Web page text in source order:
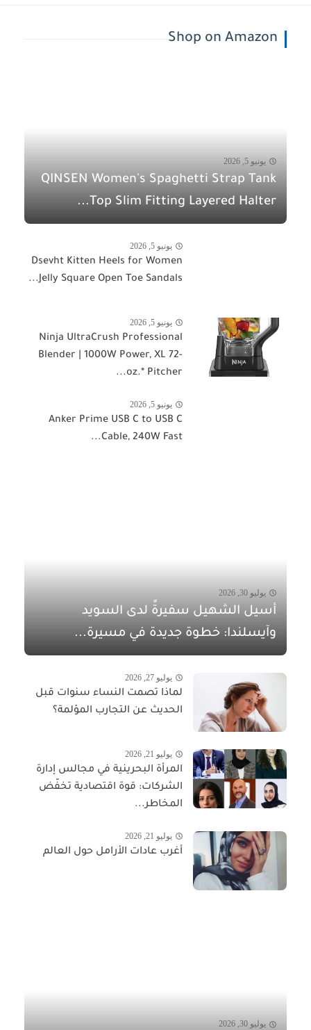
Shop on Amazon
يونيو 5, 2026
QINSEN Women's Spaghetti Strap Tank
Top Slim Fitting Layered Halter...
يونيو 5, 2026
Dsevht Kitten Heels for Women
Jelly Square Open Toe Sandals...
يونيو 5, 2026
Ninja UltraCrush Professional
Blender | 1000W Power, XL 72-
oz.* Pitcher...
يونيو 5, 2026
Anker Prime USB C to USB C
Cable, 240W Fast...
يوليو 30, 2026
أسيل الشهيل سفيرةً لدى السويد
وآيسلندا: خطوة جديدة في مسيرة...
يوليو 27, 2026
لماذا تصمت النساء سنوات قبل
الحديث عن التجارب المؤلمة؟
يوليو 21, 2026
المرأة البحرينية في مجالس إدارة
الشركات: قوة اقتصادية تخفّض
المخاطر...
يوليو 21, 2026
أغرب عادات الأرامل حول العالم
يوليو 30, 2026